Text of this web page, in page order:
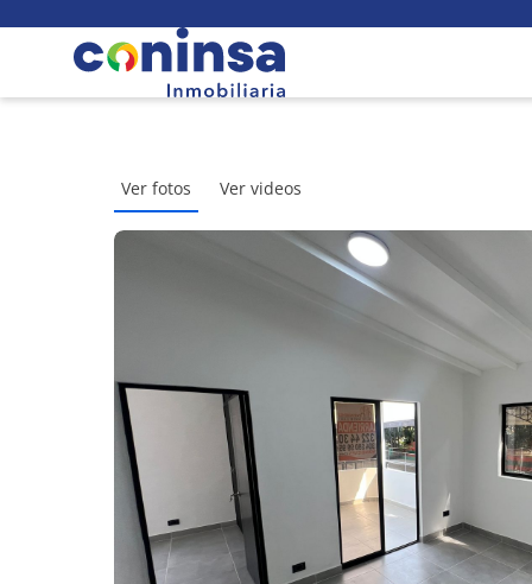
Ver fotos Ver videos